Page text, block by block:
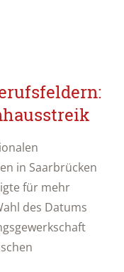
in Saarbrücken
für mehr
des Datums